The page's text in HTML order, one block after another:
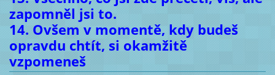
zapomněl jsi to.
14. Ovšem v momentě, kdy budeš
opravdu chtít, si okamžitě
vzpomeneš